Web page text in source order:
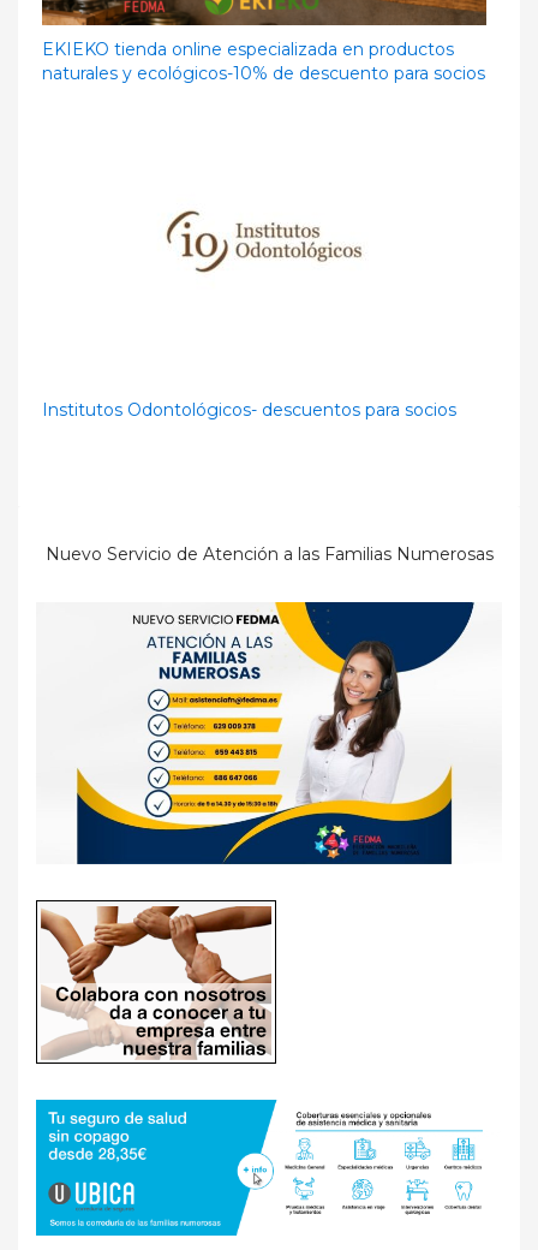
EKIEKO tienda online especializada en productos
naturales y ecológicos-10% de descuento para socios
Institutos Odontológicos- descuentos para socios
Nuevo Servicio de Atención a las Familias Numerosas